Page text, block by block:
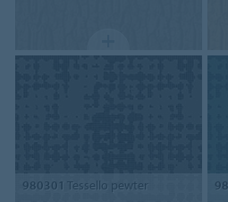
980301 Tessello pewter